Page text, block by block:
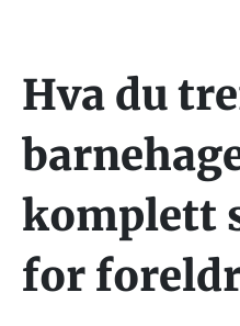
Hva du
komplett
for